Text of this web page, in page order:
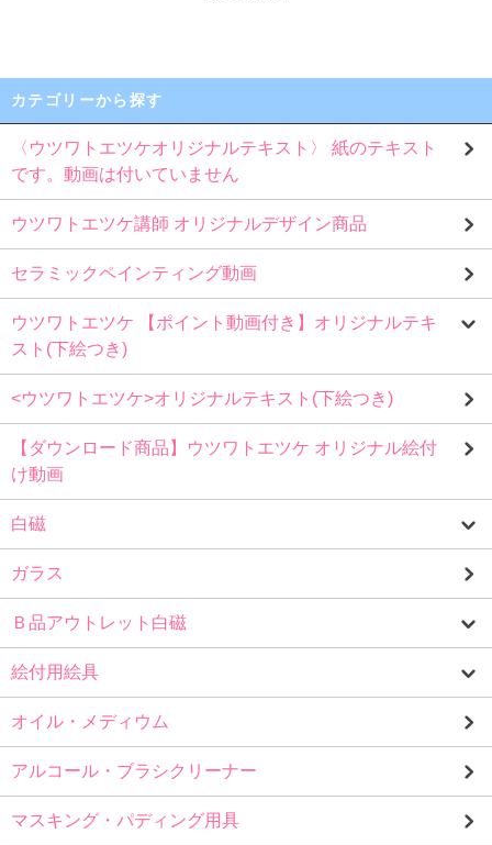
カテゴリーから探す
〈ウツワトエツケオリジナルテキスト〉 紙のテキスト
です。動画は付いていません
ウツワトエツケ講師 オリジナルデザイン商品
セラミックペインティング動画
ウツワトエツケ 【ポイント動画付き】オリジナルテキ
スト(下絵つき)
<ウツワトエツケ>オリジナルテキスト(下絵つき)
【ダウンロード商品】ウツワトエツケ オリジナル絵付
け動画
白磁
ガラス
Ｂ品アウトレット白磁
絵付用絵具
オイル・メディウム
アルコール・ブラシクリーナー
マスキング・パディング用具